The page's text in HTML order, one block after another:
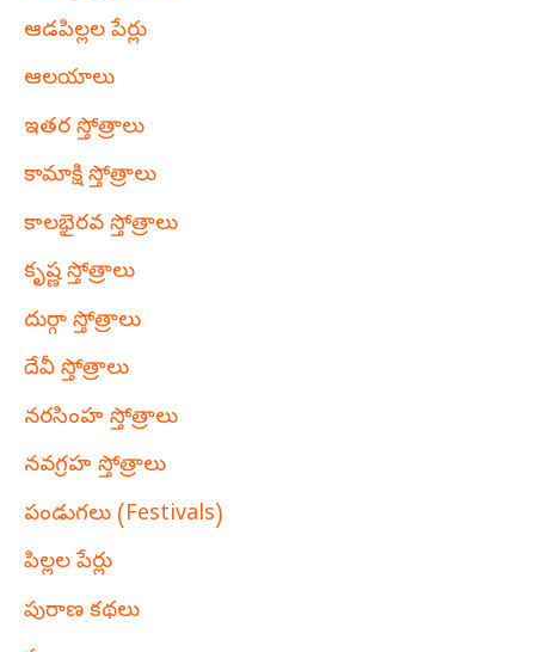
ఆడపిల్లల పేర్లు
ఆలయాలు
ఇతర స్తోత్రాలు
కామాక్షి స్తోత్రాలు
కాలభైరవ స్తోత్రాలు
కృష్ణ స్తోత్రాలు
దుర్గా స్తోత్రాలు
దేవీ స్తోత్రాలు
నరసింహ స్తోత్రాలు
నవగ్రహ స్తోత్రాలు
పండుగలు (Festivals)
పిల్లల పేర్లు
పురాణ కథలు